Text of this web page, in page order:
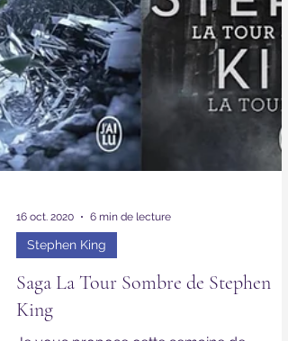
16 oct. 2020 6 min de lecture
Stephen King
Saga La Tour Sombre de Stephen